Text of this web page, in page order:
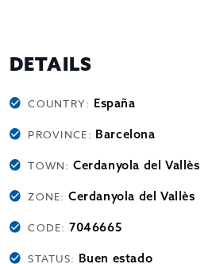
DETAILS
COUNTRY: España
PROVINCE: Barcelona
TOWN:Cerdanyola del Vallès
ZONE:Cerdanyola del Vallès
CODE:7046665
STATUS: Buen estado